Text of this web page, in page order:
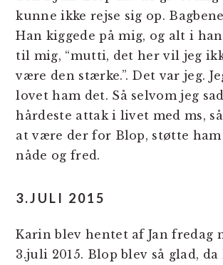
kunne ikke rejse sig op.
Han kiggede på mig, og alt i
til mig, “mutti, det her vil jeg
være den stærke.”. Det var jeg.
lovet ham det. Så selvom jeg
hårdeste attak i livet med ms,
at være der for Blop, støtte
nåde og fred.
3.JULI 2015
Karin blev hentet af Jan fredag
3.juli 2015. Blop blev så glad, da